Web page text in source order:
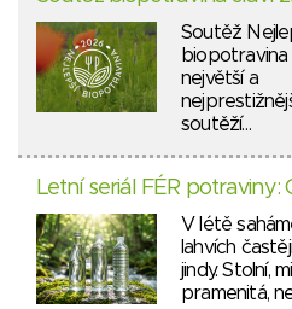
Soutěž
biopotravina
největší a
soutěží…
Letní seriál FÉR potraviny:
V létě
lahvích
jindy. Stolní,
pramenitá,